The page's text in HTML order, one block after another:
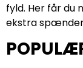
fyld. Her får du
ekstra